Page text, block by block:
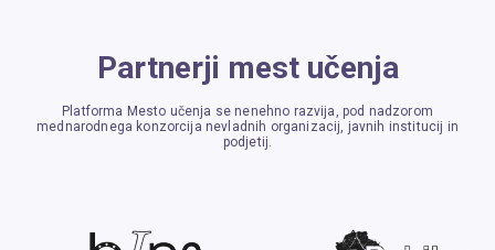
Partnerji mest učenja
Platforma Mesto učenja se nenehno razvija, pod nadzorom
mednarodnega konzorcija nevladnih organizacij, javnih institucij in
podjetij.